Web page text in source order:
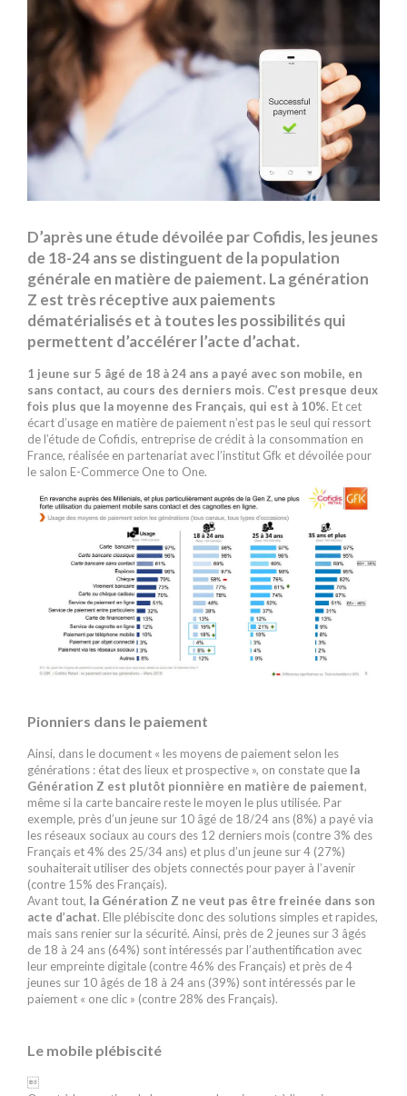
D’après une étude dévoilée par Cofidis, les jeunes
de 18-24 ans se distinguent de la population
générale en matière de paiement. La génération
Z est très réceptive aux paiements
dématérialisés et à toutes les possibilités qui
permettent d’accélérer l’acte d’achat.
1 jeune sur 5 âgé de 18 à 24 ans a payé avec son mobile, en
sans contact, au cours des derniers mois. C’est presque deux
fois plus que la moyenne des Français, qui est à 10%. Et cet
écart d’usage en matière de paiement n’est pas le seul qui ressort
de l’étude de Cofidis, entreprise de crédit à la consommation en
France, réalisée en partenariat avec l’institut Gfk et dévoilée pour
le salon E-Commerce One to One.
Pionniers dans le paiement
Ainsi, dans le document « les moyens de paiement selon les
générations : état des lieux et prospective », on constate que la
Génération Z est plutôt pionnière en matière de paiement,
même si la carte bancaire reste le moyen le plus utilisée. Par
exemple, près d’un jeune sur 10 âgé de 18/24 ans (8%) a payé via
les réseaux sociaux au cours des 12 derniers mois (contre 3% des
Français et 4% des 25/34 ans) et plus d’un jeune sur 4 (27%)
souhaiterait utiliser des objets connectés pour payer à l’avenir
(contre 15% des Français).
Avant tout, la Génération Z ne veut pas être freinée dans son
acte d’achat. Elle plébiscite donc des solutions simples et rapides,
mais sans renier sur la sécurité. Ainsi, près de 2 jeunes sur 3 âgés
de 18 à 24 ans (64%) sont intéressés par l’authentification avec
leur empreinte digitale (contre 46% des Français) et près de 4
jeunes sur 10 âgés de 18 à 24 ans (39%) sont intéressés par le
paiement « one clic » (contre 28% des Français).
Le mobile plébiscité
